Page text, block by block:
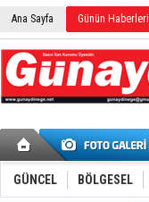
Ana Sayfa Günün Haberleri
GÜNCEL BÖLGESEL